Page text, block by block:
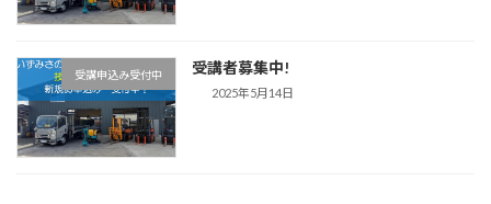
受講申込み受付中 受講者募集中!
2025年5月14日